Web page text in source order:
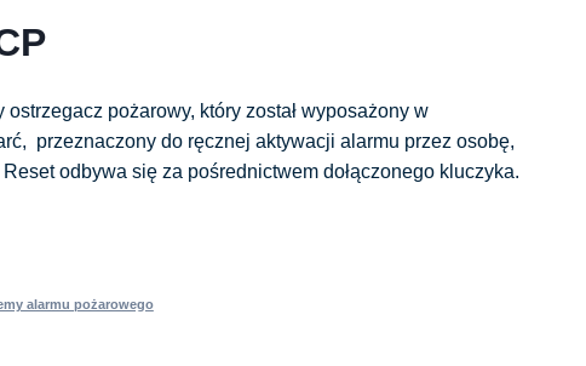
ostrzegacz pożarowy, który został wyposażony w
przeznaczony do ręcznej aktywacji alarmu przez osobę,
Reset odbywa się za pośrednictwem dołączonego kluczyka.
alarmu pożarowego